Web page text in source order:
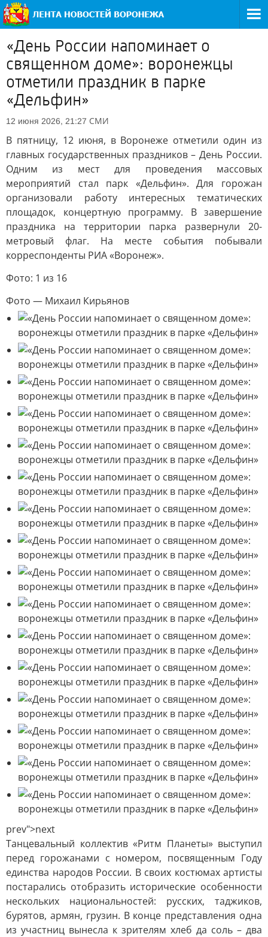
«День России напоминает о
священном доме»: воронежцы
отметили праздник в парке
«Дельфин»
12 июня 2026, 21:27 СМИ
В пятницу, 12 июня, в Воронеже отметили один из
главных государственных праздников – День России.
Одним из мест для проведения массовых
мероприятий стал парк «Дельфин». Для горожан
организовали работу интересных тематических
площадок, концертную программу. В завершение
праздника на территории парка развернули 20-
метровый флаг. На месте события побывали
корреспонденты РИА «Воронеж».
Фото: 1 из 16
Фото — Михаил Кирьянов
prev">next
Танцевальный коллектив «Ритм Планеты» выступил
перед горожанами с номером, посвященным Году
единства народов России. В своих костюмах артисты
постарались отобразить исторические особенности
нескольких национальностей: русских, таджиков,
бурятов, армян, грузин. В конце представления одна
из участниц вынесла к зрителям хлеб да соль – два